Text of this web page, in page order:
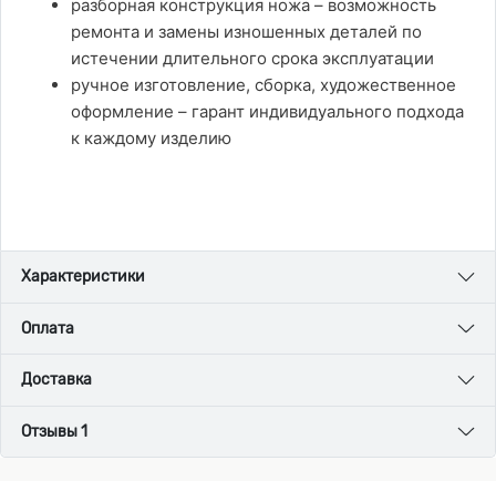
разборная конструкция ножа – возможность
ремонта и замены изношенных деталей по
истечении длительного срока эксплуатации
ручное изготовление, сборка, художественное
оформление – гарант индивидуального подхода
к каждому изделию
Характеристики
Оплата
Доставка
Отзывы 1